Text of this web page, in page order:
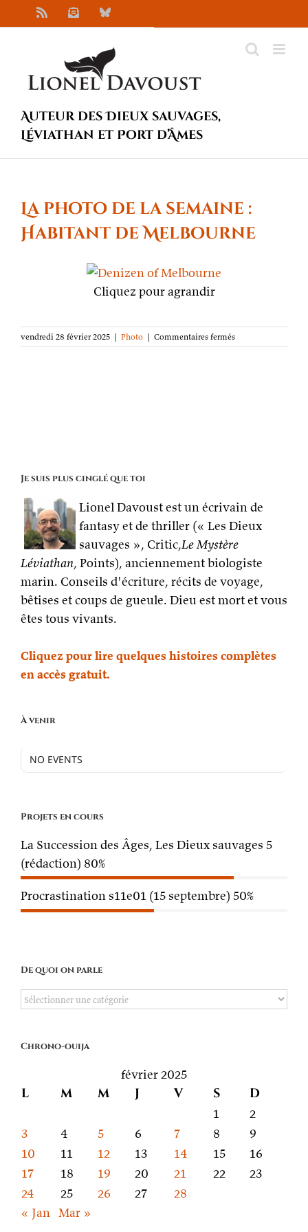
au
NewsletterBluesky
Auteur des Dieux sauvages,
Léviathan et Port d’Âmes
La photo de la semaine :
Habitant de Melbourne
Cliquez pour agrandir
vendredi 28 février 2025 | Photo | Commentaires ferméssur
La
Je suis plus cinglé que toi
Lionel Davoust est un écrivain de
fantasy et de thriller (« Les Dieux
sauvages », Critic,Le Mystère
Léviathan, Points), anciennement biologiste
marin. Conseils d'écriture, récits de voyage,
bêtises et coups de gueule. Dieu est mort et vous
êtes tous vivants.
Cliquez pour lire quelques histoires complètes
en accès gratuit.
À venir
NO EVENTS
Projets en cours
La Succession des Âges, Les Dieux sauvages 5
(rédaction) 80%
Procrastination s11e01 (15 septembre) 50%
De quoi on parle
De
parle
Chrono-ouija
février 2025
L M M J V S D
1
2
3
4 5 6 7 8
9
10
11 12 13 14 15
16
17
18 19 20 21 22
23
24
25 26 27
28
« Jan Mar »